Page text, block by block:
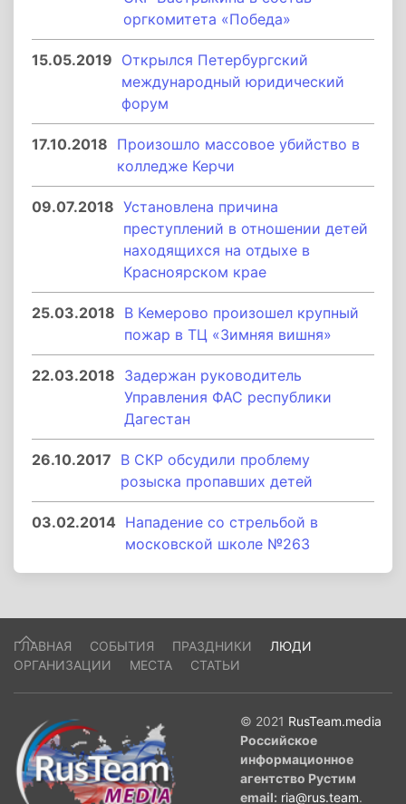
оргкомитета «Победа»
15.05.2019 Открылся Петербургский
международный юридический
форум
17.10.2018 Произошло массовое убийство в
колледже Керчи
09.07.2018 Установлена причина
преступлений в отношении детей
находящихся на отдыхе в
Красноярском крае
25.03.2018 В Кемерово произошел крупный
пожар в ТЦ «Зимняя вишня»
22.03.2018 Задержан руководитель
Управления ФАС республики
Дагестан
26.10.2017 В СКР обсудили проблему
розыска пропавших детей
03.02.2014 Нападение со стрельбой в
московской школе №263
ГЛАВНАЯ СОБЫТИЯ ПРАЗДНИКИ
ЛЮДИ
ОРГАНИЗАЦИИ
МЕСТА СТАТЬИ
© 2021 RusTeam.media
Российское
информационное
агентство Рустим
email: ria@rus.team.